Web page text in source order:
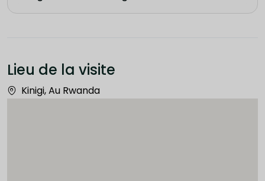
Lieu de la visite
Kinigi, Au Rwanda